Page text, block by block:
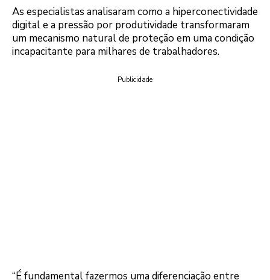
As especialistas analisaram como a hiperconectividade
digital e a pressão por produtividade transformaram
um mecanismo natural de proteção em uma condição
incapacitante para milhares de trabalhadores.
Publicidade
“É fundamental fazermos uma diferenciação entre